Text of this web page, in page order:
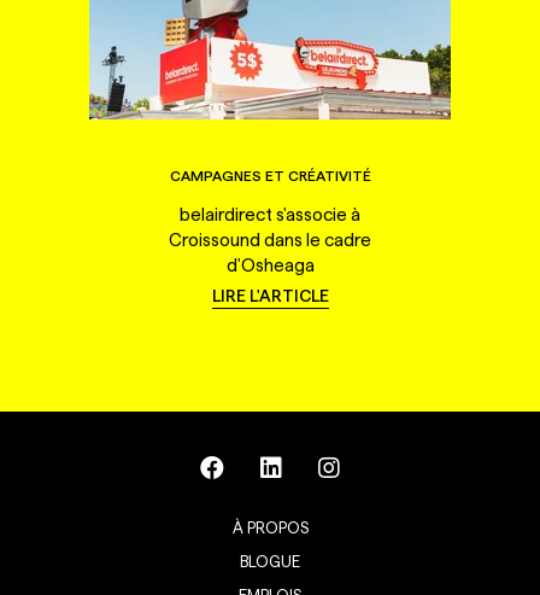
CAMPAGNES ET CRÉATIVITÉ
belairdirect s'associe à
Croissound dans le cadre
d'Osheaga
LIRE L'ARTICLE
À PROPOS
BLOGUE